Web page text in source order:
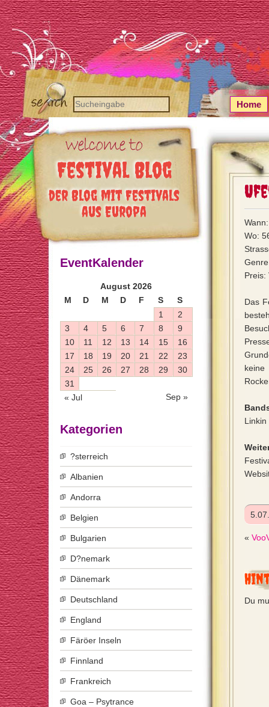
Festival Blog
der Blog mit Festivals
aus Europa
Home
Wo:
Preis:
Das
keine
«
Du
EventKalender
August 2026
M
D M D F S S
« Jul Sep »
1
2
3
4 5 6 7 8
9
10
11 12 13 14 15
16
17
18 19 20 21 22
23
24
25 26 27 28 29
30
31
Kategorien
?sterreich
Albanien
Andorra
Belgien
Bulgarien
D?nemark
Dänemark
Deutschland
England
Färöer Inseln
Finnland
Frankreich
Goa – Psytrance